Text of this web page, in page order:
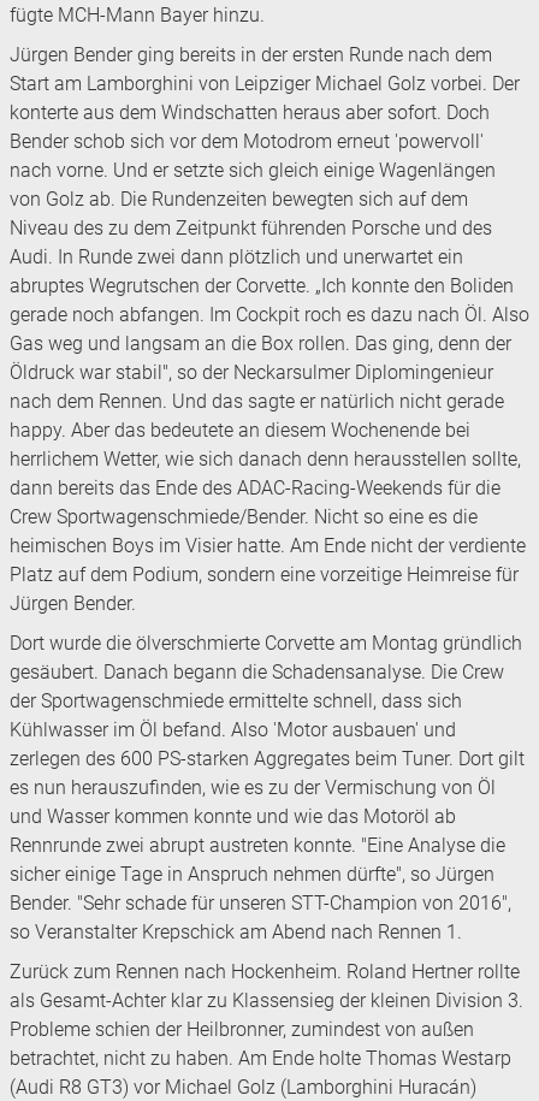
fügte MCH-Mann Bayer hinzu.
Jürgen Bender ging bereits in der ersten Runde nach dem
Start am Lamborghini von Leipziger Michael Golz vorbei. Der
konterte aus dem Windschatten heraus aber sofort. Doch
Bender schob sich vor dem Motodrom erneut 'powervoll'
nach vorne. Und er setzte sich gleich einige Wagenlängen
von Golz ab. Die Rundenzeiten bewegten sich auf dem
Niveau des zu dem Zeitpunkt führenden Porsche und des
Audi. In Runde zwei dann plötzlich und unerwartet ein
abruptes Wegrutschen der Corvette. „Ich konnte den Boliden
gerade noch abfangen. Im Cockpit roch es dazu nach Öl. Also
Gas weg und langsam an die Box rollen. Das ging, denn der
Öldruck war stabil", so der Neckarsulmer Diplomingenieur
nach dem Rennen. Und das sagte er natürlich nicht gerade
happy. Aber das bedeutete an diesem Wochenende bei
herrlichem Wetter, wie sich danach denn herausstellen sollte,
dann bereits das Ende des ADAC-Racing-Weekends für die
Crew Sportwagenschmiede/Bender. Nicht so eine es die
heimischen Boys im Visier hatte. Am Ende nicht der verdiente
Platz auf dem Podium, sondern eine vorzeitige Heimreise für
Jürgen Bender.
Dort wurde die ölverschmierte Corvette am Montag gründlich
gesäubert. Danach begann die Schadensanalyse. Die Crew
der Sportwagenschmiede ermittelte schnell, dass sich
Kühlwasser im Öl befand. Also 'Motor ausbauen' und
zerlegen des 600 PS-starken Aggregates beim Tuner. Dort gilt
es nun herauszufinden, wie es zu der Vermischung von Öl
und Wasser kommen konnte und wie das Motoröl ab
Rennrunde zwei abrupt austreten konnte. "Eine Analyse die
sicher einige Tage in Anspruch nehmen dürfte", so Jürgen
Bender. "Sehr schade für unseren STT-Champion von 2016",
so Veranstalter Krepschick am Abend nach Rennen 1.
Zurück zum Rennen nach Hockenheim. Roland Hertner rollte
als Gesamt-Achter klar zu Klassensieg der kleinen Division 3.
Probleme schien der Heilbronner, zumindest von außen
betrachtet, nicht zu haben. Am Ende holte Thomas Westarp
(Audi R8 GT3) vor Michael Golz (Lamborghini Huracán)